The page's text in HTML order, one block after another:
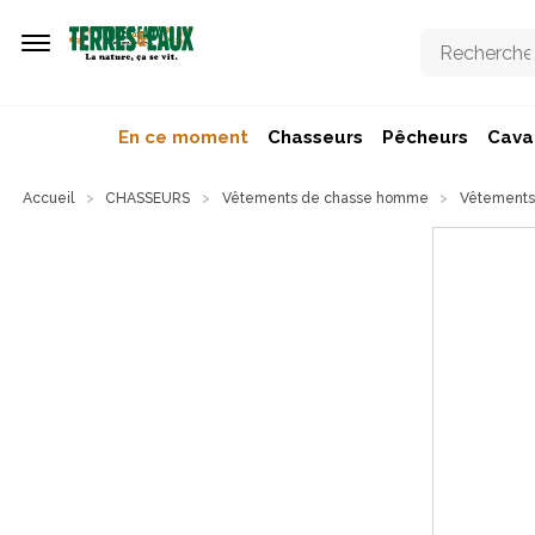
En ce moment Chasseurs Pêcheurs
Accueil CHASSEURS Vêtements de chasse homme